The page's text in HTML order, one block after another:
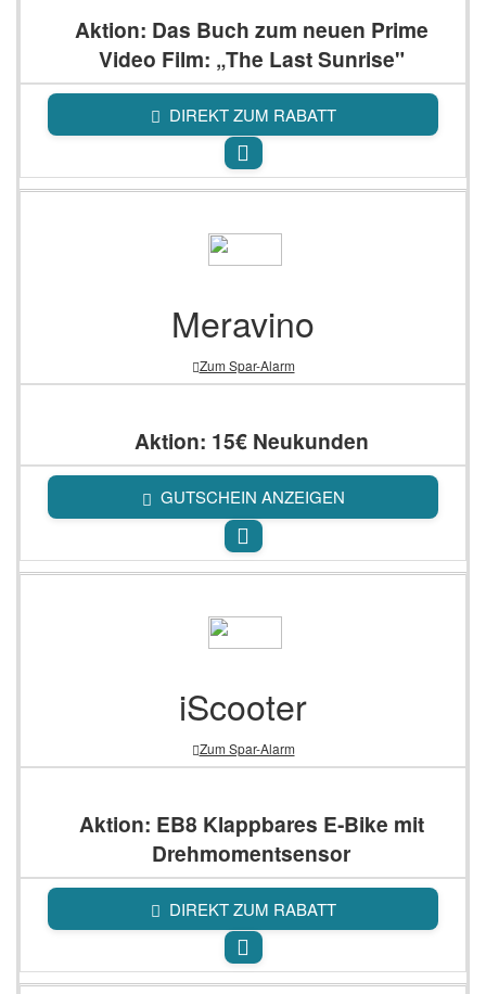
Aktion: Das Buch zum neuen Prime
Video Film: „The Last Sunrise"
DIREKT ZUM RABATT
Meravino
Zum Spar-Alarm
Aktion: 15€ Neukunden
GUTSCHEIN ANZEIGEN
iScooter
Zum Spar-Alarm
Aktion: EB8 Klappbares E‑Bike mit
Drehmomentsensor
DIREKT ZUM RABATT